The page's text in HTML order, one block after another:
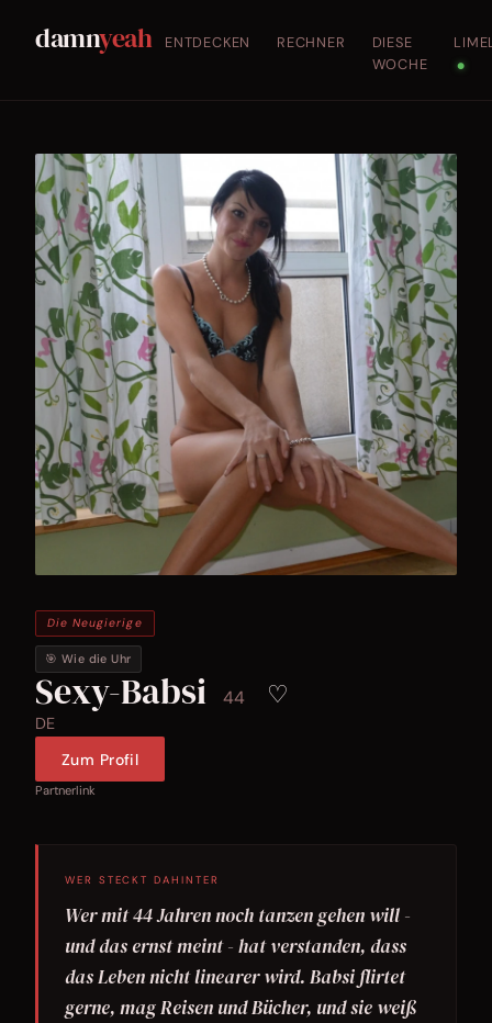
damnyeah ENTDECKEN RECHNER
DIESE
WOCHE
●
Die Neugierige
🎯 Wie die Uhr
Sexy-Babsi 44 ♡
DE
Zum Profil
Partnerlink
WER STECKT DAHINTER
Wer mit 44 Jahren noch tanzen gehen will -
und das ernst meint - hat verstanden, dass
das Leben nicht linearer wird. Babsi flirtet
gerne, mag Reisen und Bücher, und sie weiß